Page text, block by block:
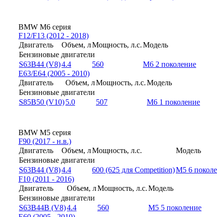
BMW M6 серия
F12/F13 (2012 - 2018)
Двигатель
Объем, лМощность, л.с.Модель
Бензиновые двигатели
S63B44 (V8)4.4 560
M6 2 поколение
E63/E64 (2005 - 2010)
Двигатель
Объем, лМощность, л.с.Модель
Бензиновые двигатели
S85B50 (V10)5.0 507 M6 1 поколение
BMW M5 серия
F90 (2017 - н.в.)
Двигатель
Объем, лМощность, л.с.
Модель
Бензиновые двигатели
S63B44 (V8)4.4 600 (625 для Competition)M5 6
F10 (2011 - 2016)
Двигатель
Объем, лМощность, л.с.Модель
Бензиновые двигатели
S63B44B (V8)4.4 560
M5 5 поколение